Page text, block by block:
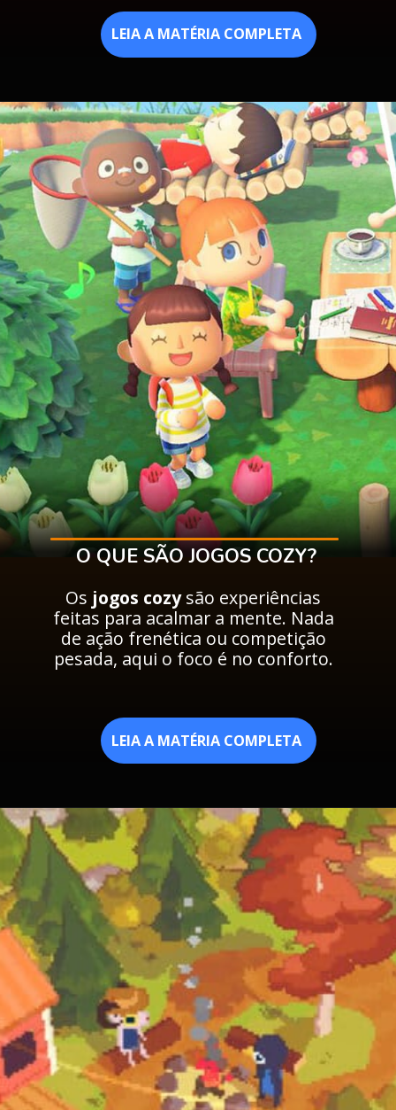
LEIA A MATÉRIA COMPLETA
O QUE SÃO JOGOS COZY?
Os jogos cozysão experiências
feitas para acalmar a mente. Nada
de ação frenética ou competição
pesada, aqui o foco é no conforto.
LEIA A MATÉRIA COMPLETA